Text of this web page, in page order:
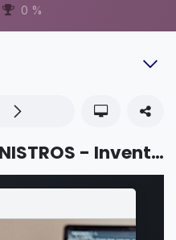
0 %
CADENA DE SUMINISTROS - Inventario - Fechas de vencimiento